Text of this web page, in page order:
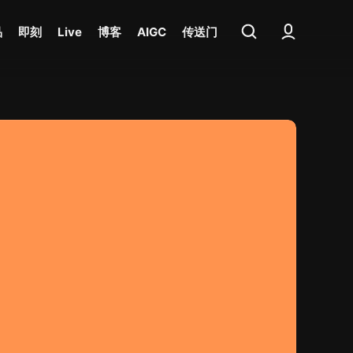
即刻 Live 博客 AIGC 传送门